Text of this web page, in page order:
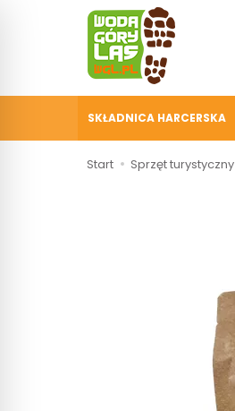
SKŁADNICA HARCERSKA
Start Sprzęt turystyczny